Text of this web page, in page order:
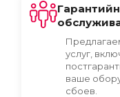
услуг,
ваше
сбоев.